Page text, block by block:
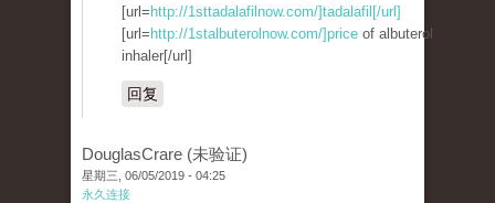
[url= http://1sttadalafilnow.com/]tadalafil[/url]
[url= http://1stalbuterolnow.com/]price of albuterol
inhaler[/url]
回复
DouglasCrare (未验证)
星期三, 06/05/2019 - 04:25
永久连接